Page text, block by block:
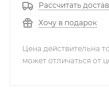
Рассчитать
Хочу в подарок
Цена действительна
может отличаться от